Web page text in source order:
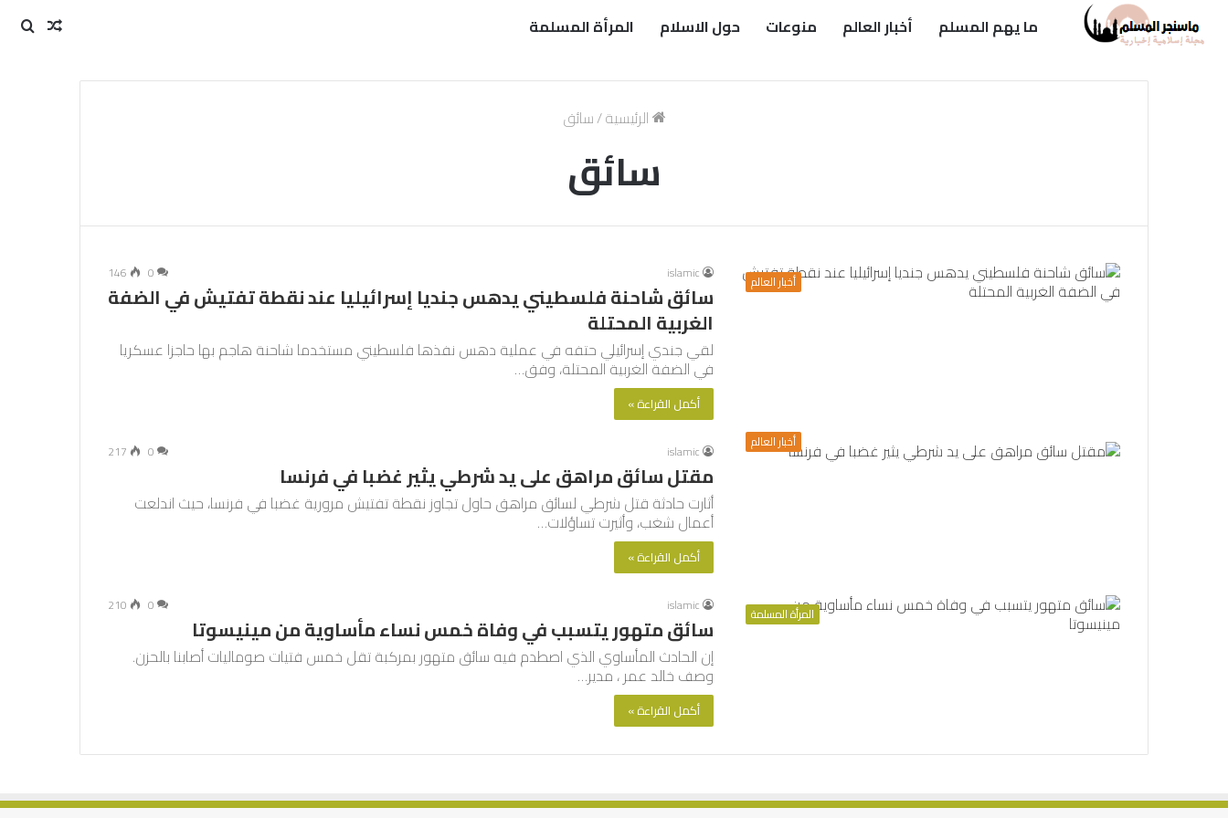
ما يهم المسلم أخبار العالم منوعات حول الاسلام المرأة المسلمة
مقال
الرئيسية/سائق
سائق
أخبار العالم islamic
0
146
سائق شاحنة فلسطيني يدهس جنديا إسرائيليا عند نقطة تفتيش في الضفة
الغربية المحتلة
لقي جندي إسرائيلي حتفه في عملية دهس نفذها فلسطيني مستخدما شاحنة هاجم بها حاجزا عسكريا
في الضفة الغربية المحتلة، وفق…
أكمل القراءة »
أخبار العالم islamic
0
217
مقتل سائق مراهق على يد شرطي يثير غضبا في فرنسا
أثارت حادثة قتل شرطي لسائق مراهق حاول تجاوز نقطة تفتيش مرورية غضبا في فرنسا، حيث اندلعت
أعمال شغب، وأثيرت تساؤلات…
أكمل القراءة »
المرأة المسلمة islamic
0
210
سائق متهور يتسبب في وفاة خمس نساء مأساوية من مينيسوتا
إن الحادث المأساوي الذي اصطدم فيه سائق متهور بمركبة تقل خمس فتيات صوماليات أصابنا بالحزن.
وصف خالد عمر ، مدير…
أكمل القراءة »